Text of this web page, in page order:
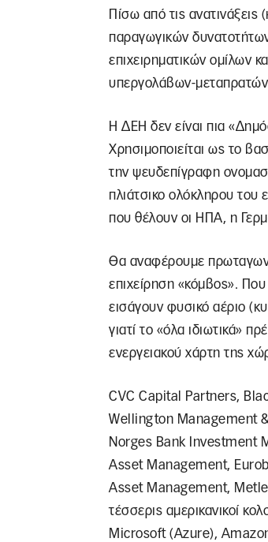
Πίσω από τις ανατινάξεις
παραγωγικών
επιχειρηματικών ομίλων
υπεργολάβων-
Η ΔΕΗ δεν είναι πια
Χρησιμοποιείται ως το
την ψευδεπίγραφη
πλιάτσικο ολόκληρου του
που θέλουν οι ΗΠΑ, η
Θα αναφέρουμε
επιχείρηση «κόμβος».
εισάγουν φυσικό αέριο
γιατί το «όλα ιδιωτικά»
ενεργειακού χάρτη της
CVC Capital Partners,
Wellington Management
Norges Bank Investment
Asset Management,
Asset Management,
τέσσερις αμερικανικοί
Microsoft (Azure),